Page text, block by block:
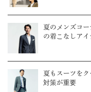
夏のメンズコー
の着こなしアイ
夏もスーツを
対策が重要